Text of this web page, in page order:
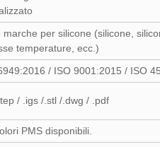
marche per silicone (silicone,
temperature, ecc.)
/ ISO 9001:2015 / ISO
/ .igs /.stl /.dwg / .pdf
PMS disponibili.